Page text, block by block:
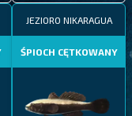
JEZIORO NIKARAGUA
ŚPIOCH CĘTKOWANY